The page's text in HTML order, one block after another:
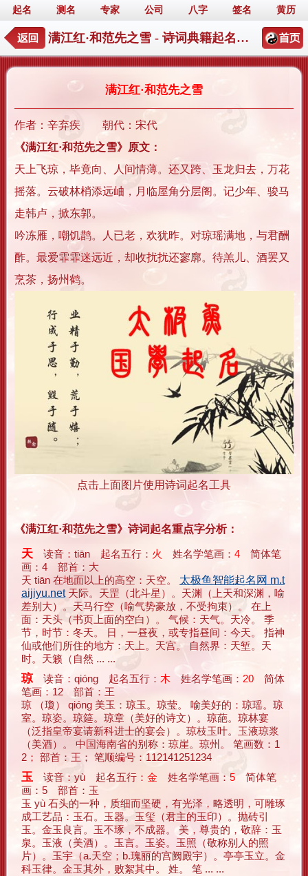
起名 测名 专家 公司 八字 签名 黄历
满江红·和范先之雪 - 诗词典籍起名详情
满江红·和范先之雪
作者：辛弃疾 朝代：宋代
《满江红·和范先之雪》原文：
天上飞琼，毕竟向、人间情薄。还又跨、玉龙归去，万花
摇落。云破林梢添远岫，月临屋角分层阁。记少年、骏马
走韩卢，掀东郭。
吟冻雁，嘲饥鹊。人已老，欢犹昨。对琼瑶满地，与君酬
酢。最爱霏霏迷远近，却收扰扰还寥廓。待羔儿、酒罢又
烹茶，扬州鹤。
点击上面图片使用诗词起名工具
《满江红·和范先之雪》诗词起名重点字分析：
天 读音：tiān 起名五行： 火 姓名学笔画： 4 简体笔
画：4 部首：大
天 tiān 在地面以上的高空：天空。 太极鱼智能起名网 m.t
aijiyu.net天际。天罡（北斗星）。天渊（上天和深渊，喻
差别大）。天马行空（喻气势豪放，不受拘束）。 在上
面：天头（书页上面的空白）。 气候：天气。天冷。 季
节，时节：冬天。 日，一昼夜，或专指昼间：今天。 指神
仙或他们所住的地方：天上。天宫。 自然界：天堑。天
时。天籁（自然 ... ...
琼读音：qióng 起名五行： 木 姓名学笔画： 20 简体
笔画：12 部首：王
琼 （瓊） qióng 美玉：琼玉。琼莹。 喻美好的：琼瑶。琼
室。琼姿。琼筵。琼章（美好的诗文）。琼葩。琼林宴
（泛指皇帝宴请新科进士的宴会）。琼枝玉叶。玉液琼浆
（美酒）。 中国海南省的别称：琼崖。琼州。 笔画数：1
2； 部首：王； 笔顺编号：112141251234
玉 读音：yù 起名五行： 金 姓名学笔画： 5 简体笔
画：5 部首：玉
玉 yù 石头的一种，质细而坚硬，有光泽，略透明，可雕琢
成工艺品：玉石。玉器。玉玺（君主的玉印）。抛砖引
玉。金玉良言。玉不琢，不成器。 美，尊贵的，敬辞：玉
泉。玉液（美酒）。玉言。玉姿。玉照（敬称别人的照
片）。玉宇（a.天空；b.瑰丽的宫阙殿宇）。亭亭玉立。金
科玉律。金玉其外，败絮其中。 姓。 笔 ... ...